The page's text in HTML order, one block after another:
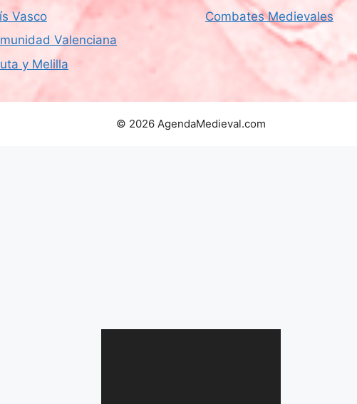
Vasco
Valenciana
y Melilla
Combates Medievales
© 2026 AgendaMedieval.com